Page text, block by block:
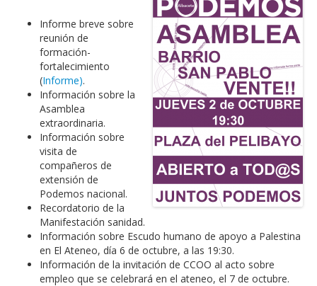
Informe breve sobre
reunión de
formación-
fortalecimiento
(Informe).
Información sobre la
Asamblea
extraordinaria.
Información sobre
visita de
compañeros de
extensión de
Podemos nacional.
Recordatorio de la
Manifestación sanidad.
Información sobre Escudo humano de apoyo a Palestina
en El Ateneo, día 6 de octubre, a las 19:30.
Información de la invitación de CCOO al acto sobre
empleo que se celebrará en el ateneo, el 7 de octubre.